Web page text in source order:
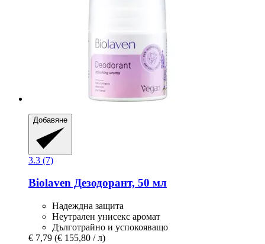
Добавяне
3.3 (7)
Biolaven Дезодорант, 50 мл
Надеждна защита
Неутрален унисекс аромат
Дълготрайно и успокояващо
€ 7,79 (€ 155,80 / л)